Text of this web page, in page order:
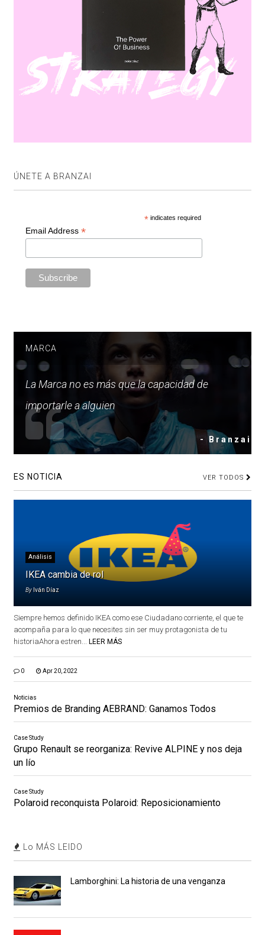
ÚNETE A BRANZAI
* indicates required
Email Address *
MARCA
La Marca no es más que la capacidad de
importarle a alguien
- Branzai
ES NOTICIA VER TODOS
Análisis
IKEA cambia de rol
By Iván Díaz
Siempre hemos definido IKEA como ese Ciudadano corriente, el que te
acompaña para lo que necesites sin ser muy protagonista de tu
historiaAhora estren...
LEER MÁS
0 Apr 20, 2022
Noticias
Premios de Branding AEBRAND: Ganamos Todos
Case Study
Grupo Renault se reorganiza: Revive ALPINE y nos deja
un lío
Case Study
Polaroid reconquista Polaroid: Reposicionamiento
Lo MÁS LEIDO
Lamborghini: La historia de una venganza